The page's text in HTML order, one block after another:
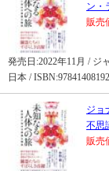
ン・
販売
発売日:2022年11月 / ジ
日本 /
ジョ
不思
販売